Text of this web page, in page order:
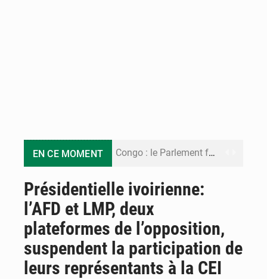
EN CE MOMENT Congo : le Parlement formule 28 recommandations sur le Cadre budgétaire 2027-2029
Congo-RDC : Brazzaville et Kinshasa renforcent leur coopération en faveur de la jeunesse
Le Congo se dote d’un programme national pour valoriser les produits forestiers non ligneux
Présidentielle ivoirienne:
l’AFD et LMP, deux
plateformes de l’opposition,
suspendent la participation de
leurs représentants à la CEI